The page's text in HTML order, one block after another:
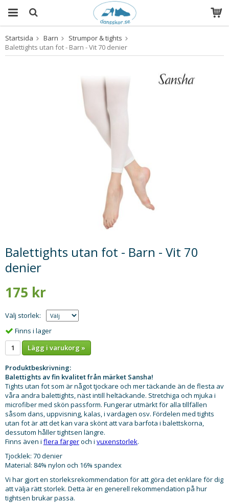
Produkten har blivit tillagd i varukorgen
Startsida Barn
Strumpor & tights
Balettights utan fot - Barn - Vit 70 denier
Balettights utan fot - Barn - Vit 70
denier
175 kr
Välj storlek:
Finns i lager
Lägg i varukorg »
Produktbeskrivning:
Balettights av fin kvalitet från märket Sansha!
Tights utan fot som är något tjockare och mer täckande än de flesta av
våra andra balettights, näst intill heltäckande. Stretchiga och mjuka i
microfiber med skön passform. Fungerar utmärkt för alla tillfällen
såsom dans, uppvisning, kalas, i vardagen osv. Fördelen med tights
utan fot är att det kan vara skönt att vara barfota i balettskorna,
dessutom håller tightsen längre.
Finns även i flera färgeroch i vuxenstorlek.
Tjocklek: 70 denier
Material: 84% nylon och 16% spandex
Vi har gjort en storleksrekommendation för att göra det enklare för dig
att välja rätt storlek. Detta är en generell rekommendation på hur
tightsen brukar passa.